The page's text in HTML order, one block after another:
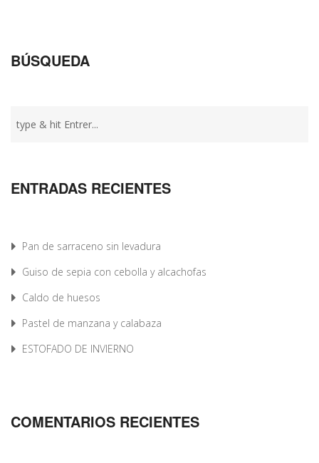
BÚSQUEDA
ENTRADAS RECIENTES
Pan de sarraceno sin levadura
Guiso de sepia con cebolla y alcachofas
Caldo de huesos
Pastel de manzana y calabaza
ESTOFADO DE INVIERNO
COMENTARIOS RECIENTES